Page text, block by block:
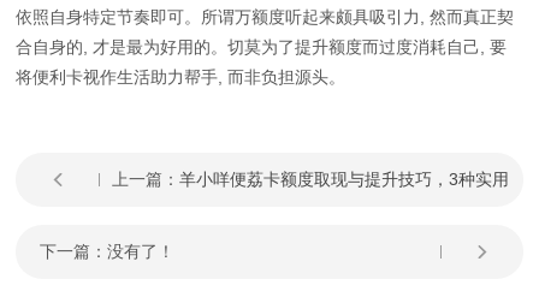
依照自身特定节奏即可。所谓万额度听起来颇具吸引力, 然而真正契
合自身的, 才是最为好用的。切莫为了提升额度而过度消耗自己, 要
将便利卡视作生活助力帮手, 而非负担源头。
上一篇：羊小咩便荔卡额度取现与提升技巧，3种实用
下一篇：没有了！